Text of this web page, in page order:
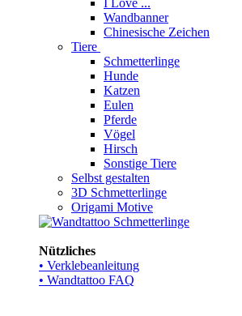
I Love ...
Wandbanner
Chinesische Zeichen
Tiere
Schmetterlinge
Hunde
Katzen
Eulen
Pferde
Vögel
Hirsch
Sonstige Tiere
Selbst gestalten
3D Schmetterlinge
Origami Motive
Nützliches
• Verklebeanleitung
• Wandtattoo FAQ